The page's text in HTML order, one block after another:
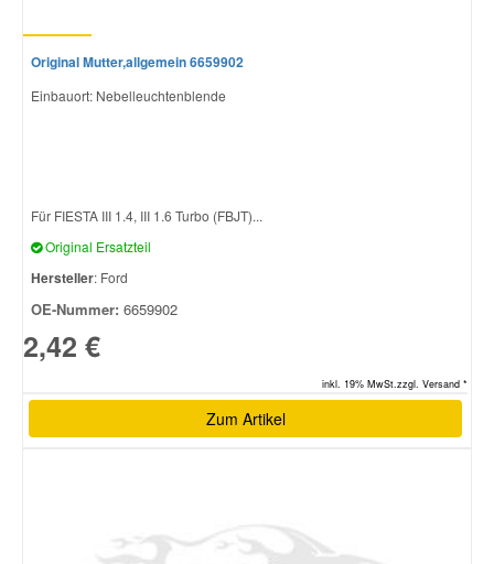
Original Mutter,allgemein 6659902
Einbauort: Nebelleuchtenblende
Für FIESTA III 1.4, III 1.6 Turbo (FBJT)...
Original Ersatzteil
Hersteller: Ford
OE-Nummer: 6659902
2,42 €
inkl. 19% MwSt.zzgl. Versand *
Zum Artikel